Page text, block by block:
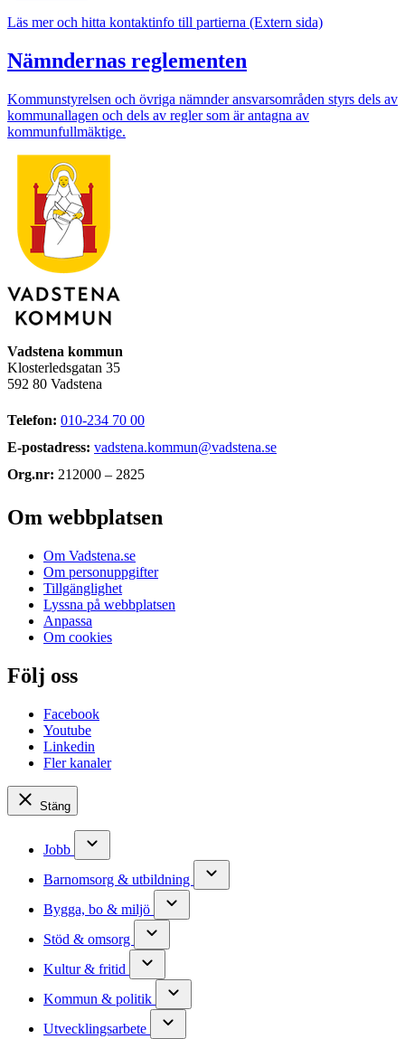
Läs mer och hitta kontaktinfo till partierna (Extern sida)
Nämndernas reglementen
Kommunstyrelsen och övriga nämnder ansvarsområden styrs dels av
kommunallagen och dels av regler som är antagna av
kommunfullmäktige.
Vadstena kommun
Klosterledsgatan 35
592 80 Vadstena
Telefon: 010-234 70 00
E-postadress: vadstena.kommun@vadstena.se
Org.nr: 212000 – 2825
Om webbplatsen
Om Vadstena.se
Om personuppgifter
Tillgänglighet
Lyssna på webbplatsen
Anpassa
Om cookies
Följ oss
Facebook
Youtube
Linkedin
Fler kanaler
Stäng
Jobb
Barnomsorg & utbildning
Bygga, bo & miljö
Stöd & omsorg
Kultur & fritid
Kommun & politik
Utvecklingsarbete